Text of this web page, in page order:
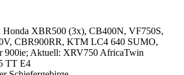
Honda XBR500 (3x), CB400N, VF750S,
CBR900RR, KTM LC4 640 SUMO,
900ie; Aktuell: XRV750 AfricaTwin
TT E4